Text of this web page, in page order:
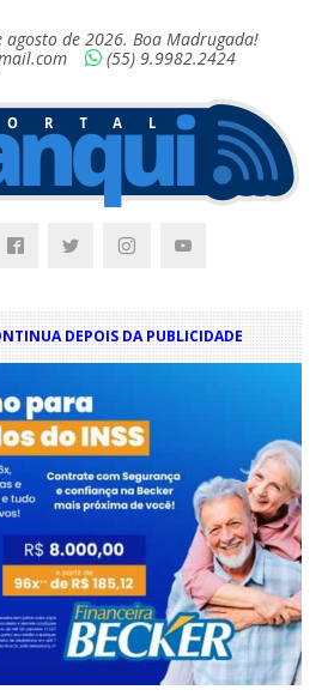
agosto de 2026. Boa Madrugada!
(55) 9.9982.2424
DEPOIS DA PUBLICIDADE